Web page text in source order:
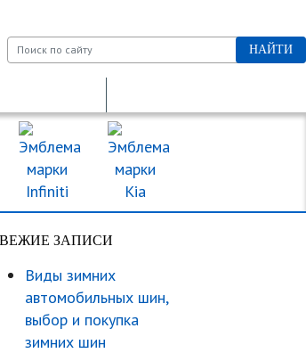
НАЙТИ
ЗАПИСИ
Виды зимних
автомобильных шин,
выбор и покупка
зимних шин